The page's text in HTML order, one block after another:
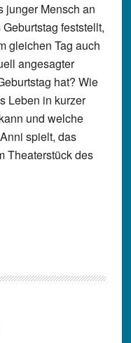
junger Mensch an
feststellt,
gleichen Tag auch
angesagter
hat? Wie
Leben in kurzer
und welche
spielt, das
Theaterstück des